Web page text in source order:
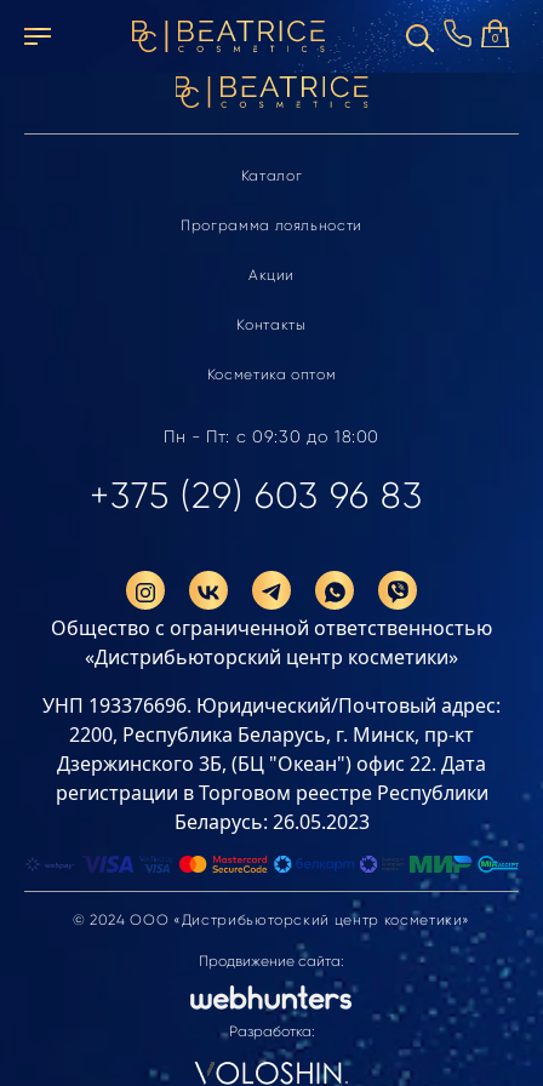
0
Элемент не найден
Каталог
Программа лояльности
Акции
Контакты
Косметика оптом
Пн - Пт: с 09:30 до 18:00
+375 (29) 603 96 83
Общество с ограниченной ответственностью
«Дистрибьюторский центр косметики»
УНП 193376696. Юридический/Почтовый адрес:
2200, Республика Беларусь, г. Минск, пр-кт
Дзержинского 3Б, (БЦ "Океан") офис 22. Дата
регистрации в Торговом реестре Республики
Беларусь: 26.05.2023
© 2024 ООО «Дистрибьюторский центр косметики»
Продвижение сайта:
Разработка: